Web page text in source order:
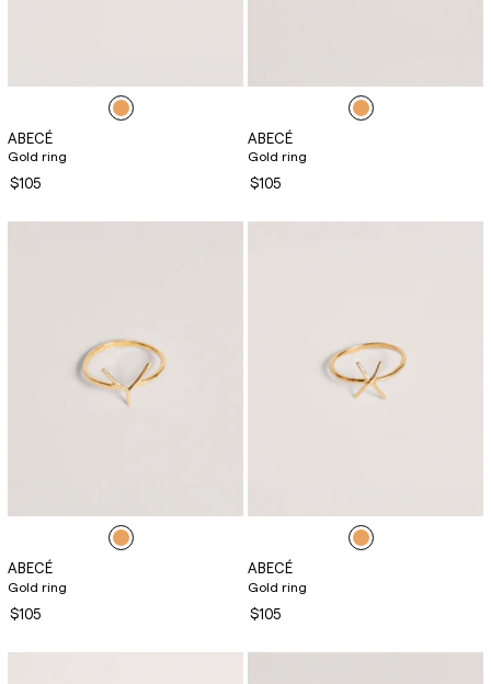
ABECÉ
Gold ring
$105
ABECÉ
Gold ring
$105
ABECÉ
Gold ring
$105
ABECÉ
Gold ring
$105